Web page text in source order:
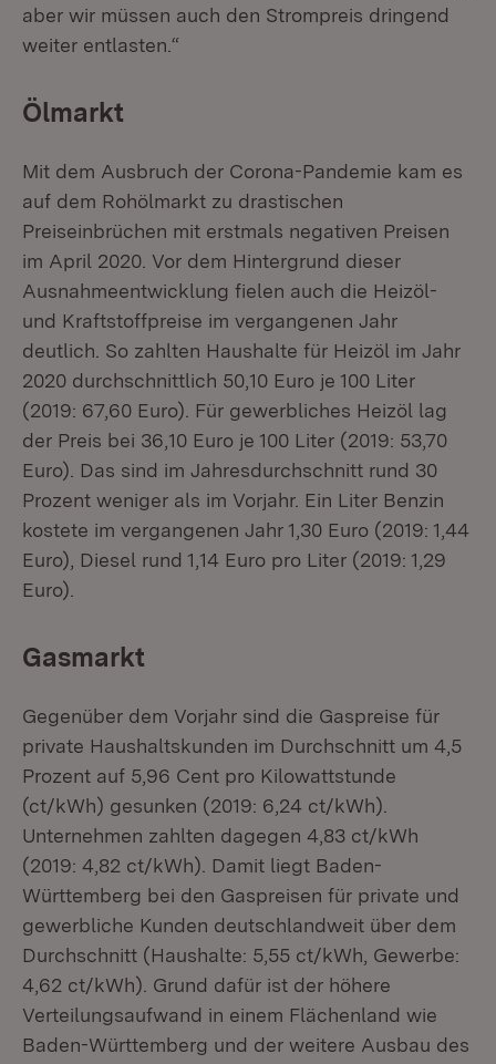
aber wir müssen auch den Strompreis dringend
weiter entlasten.“
Ölmarkt
Mit dem Ausbruch der Corona-Pandemie kam es
auf dem Rohölmarkt zu drastischen
Preiseinbrüchen mit erstmals negativen Preisen
im April 2020. Vor dem Hintergrund dieser
Ausnahmeentwicklung fielen auch die Heizöl-
und Kraftstoffpreise im vergangenen Jahr
deutlich. So zahlten Haushalte für Heizöl im Jahr
2020 durchschnittlich 50,10 Euro je 100 Liter
(2019: 67,60 Euro). Für gewerbliches Heizöl lag
der Preis bei 36,10 Euro je 100 Liter (2019: 53,70
Euro). Das sind im Jahresdurchschnitt rund 30
Prozent weniger als im Vorjahr. Ein Liter Benzin
kostete im vergangenen Jahr 1,30 Euro (2019: 1,44
Euro), Diesel rund 1,14 Euro pro Liter (2019: 1,29
Euro).
Gasmarkt
Gegenüber dem Vorjahr sind die Gaspreise für
private Haushaltskunden im Durchschnitt um 4,5
Prozent auf 5,96 Cent pro Kilowattstunde
(ct/kWh) gesunken (2019: 6,24 ct/kWh).
Unternehmen zahlten dagegen 4,83 ct/kWh
(2019: 4,82 ct/kWh). Damit liegt Baden-
Württemberg bei den Gaspreisen für private und
gewerbliche Kunden deutschlandweit über dem
Durchschnitt (Haushalte: 5,55 ct/kWh, Gewerbe:
4,62 ct/kWh). Grund dafür ist der höhere
Verteilungsaufwand in einem Flächenland wie
Baden-Württemberg und der weitere Ausbau des